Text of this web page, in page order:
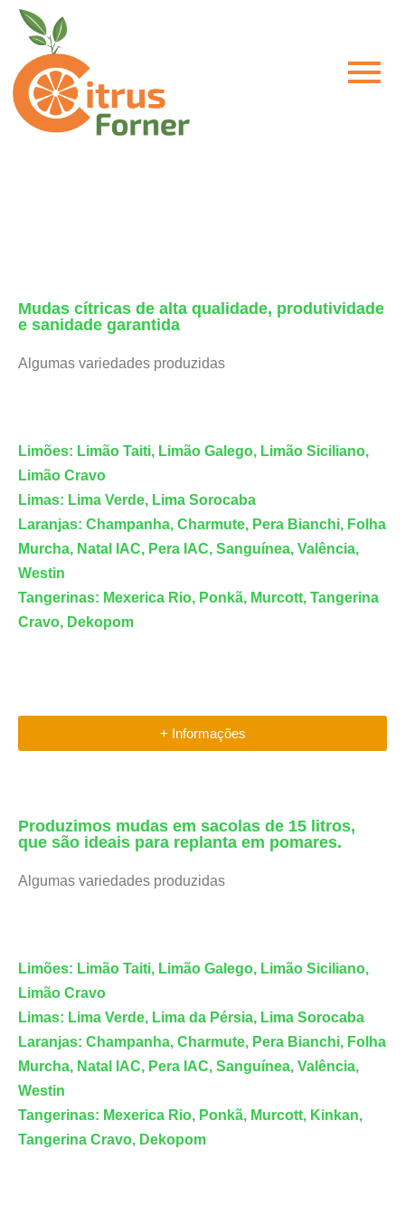
Mudas cítricas de alta qualidade, produtividade
e sanidade garantida
Algumas variedades produzidas
Limões: Limão Taiti, Limão Galego, Limão Siciliano,
Limão Cravo
Limas: Lima Verde, Lima Sorocaba
Laranjas: Champanha, Charmute, Pera Bianchi, Folha
Murcha, Natal IAC, Pera IAC, Sanguínea, Valência,
Westin
Tangerinas: Mexerica Rio, Ponkã, Murcott, Tangerina
Cravo, Dekopom
+ Informações
Produzimos mudas em sacolas de 15 litros,
que são ideais para replanta em pomares.
Algumas variedades produzidas
Limões: Limão Taiti, Limão Galego, Limão Siciliano,
Limão Cravo
Limas: Lima Verde, Lima da Pérsia, Lima Sorocaba
Laranjas: Champanha, Charmute, Pera Bianchi, Folha
Murcha, Natal IAC, Pera IAC, Sanguínea, Valência,
Westin
Tangerinas: Mexerica Rio, Ponkã, Murcott, Kinkan,
Tangerina Cravo, Dekopom